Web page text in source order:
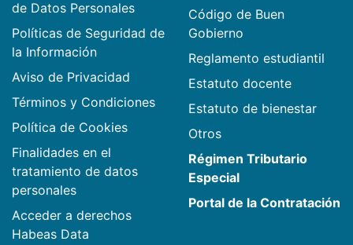
de Datos Personales
Políticas de Seguridad de
la Información
Aviso de Privacidad
Términos y Condiciones
Política de Cookies
Finalidades en el
tratamiento de datos
personales
Acceder a derechos
Habeas Data
Código de Buen
Gobierno
Reglamento estudiantil
Estatuto docente
Estatuto de bienestar
Otros
Régimen Tributario
Especial
Portal de la Contratación